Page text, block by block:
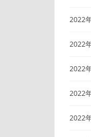
2022
2022
2022
2022
2022